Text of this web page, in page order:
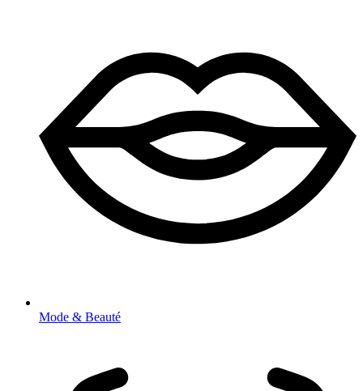
Mode & Beauté